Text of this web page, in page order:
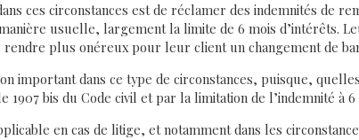
ces circonstances est de réclamer des indemnités de
usuelle, largement la limite de 6 mois d’intérêts.
plus onéreux pour leur client un changement de
important dans ce type de circonstances, puisque,
bis du Code civil et par la limitation de l’indemnité à 6
en cas de litige, et notamment dans les